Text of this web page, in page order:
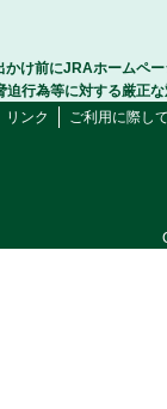
かけ前にJRAホームペ
迫行為等に対する厳正
リンク ご利用に際し